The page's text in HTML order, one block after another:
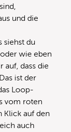
und die
siehst du
wie eben
auf, dass die
ist der
Loop-
vom roten
Klick auf den
auch